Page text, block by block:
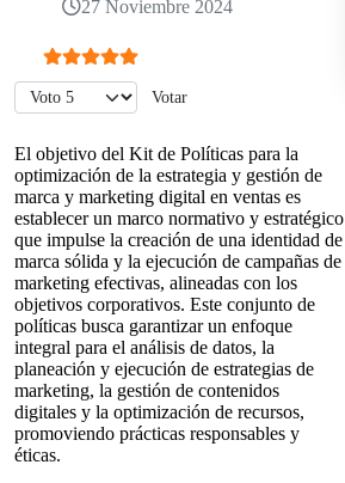
27 Noviembre 2024
Ratio:5/5
Por favor, vote
El objetivo del Kit de Políticas para la
optimización de la estrategia y gestión de
marca y marketing digital en ventas es
establecer un marco normativo y estratégico
que impulse la creación de una identidad de
marca sólida y la ejecución de campañas de
marketing efectivas, alineadas con los
objetivos corporativos. Este conjunto de
políticas busca garantizar un enfoque
integral para el análisis de datos, la
planeación y ejecución de estrategias de
marketing, la gestión de contenidos
digitales y la optimización de recursos,
promoviendo prácticas responsables y
éticas.